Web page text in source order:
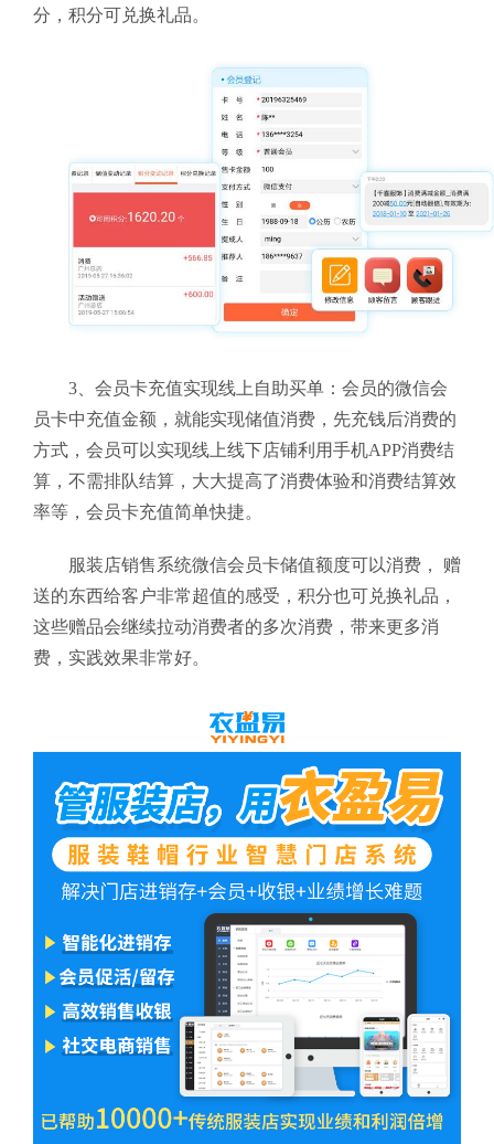
分，积分可兑换礼品。
3、会员卡充值实现线上自助买单：会员的微信会
员卡中充值金额，就能实现储值消费，先充钱后消费的
方式，会员可以实现线上线下店铺利用手机APP消费结
算，不需排队结算，大大提高了消费体验和消费结算效
率等，会员卡充值简单快捷。
服装店销售系统微信会员卡储值额度可以消费， 赠
送的东西给客户非常超值的感受，积分也可兑换礼品，
这些赠品会继续拉动消费者的多次消费，带来更多消
费，实践效果非常好。